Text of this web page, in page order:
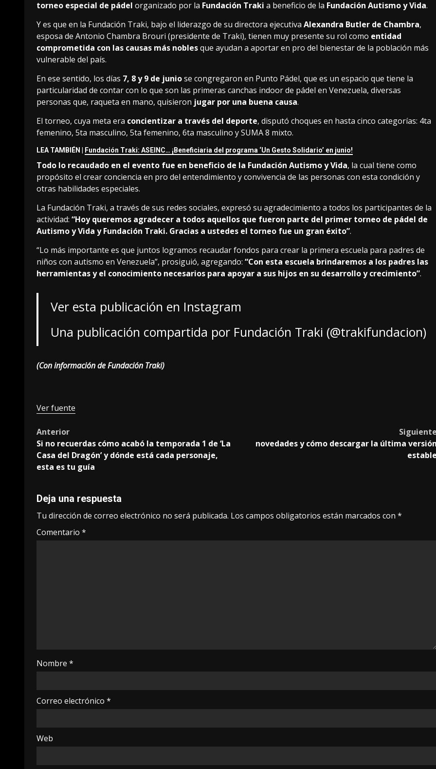
torneo especial de pádel organizado por la Fundación Traki a beneficio de la Fundación Autismo y Vida.
Y es que en la Fundación Traki, bajo el liderazgo de su directora ejecutiva Alexandra Butler de Chambra,
esposa de Antonio Chambra Brouri (presidente de Traki), tienen muy presente su rol como entidad
comprometida con las causas más noblesque ayudan a aportar en pro del bienestar de la población más
vulnerable del país.
En ese sentido, los días 7, 8 y 9 de juniose congregaron en Punto Pádel, que es un espacio que tiene la
particularidad de contar con lo que son las primeras canchas indoor de pádel en Venezuela, diversas
personas que, raqueta en mano, quisieron jugar por una buena causa.
El torneo, cuya meta era concientizar a través del deporte, disputó choques en hasta cinco categorías: 4ta
femenino, 5ta masculino, 5ta femenino, 6ta masculino y SUMA 8 mixto.
LEA TAMBIÉN | Fundación Traki: ASEINC… ¡Beneficiaria del programa ‘Un Gesto Solidario’ en junio!
Todo lo recaudado en el evento fue en beneficio de la Fundación Autismo y Vida, la cual tiene como
propósito el crear conciencia en pro del entendimiento y convivencia de las personas con esta condición y
otras habilidades especiales.
La Fundación Traki, a través de sus redes sociales, expresó su agradecimiento a todos los participantes de la
actividad: “Hoy queremos agradecer a todos aquellos que fueron parte del primer torneo de pádel de
Autismo y Vida y Fundación Traki. Gracias a ustedes el torneo fue un gran éxito”.
“Lo más importante es que juntos logramos recaudar fondos para crear la primera escuela para padres de
niños con autismo en Venezuela”, prosiguió, agregando: “Con esta escuela brindaremos a los padres las
herramientas y el conocimiento necesarios para apoyar a sus hijos en su desarrollo y crecimiento”.
Ver esta publicación en Instagram
Una publicación compartida por Fundación Traki (@trakifundacion)
(Con información de Fundación Traki)
Ver fuente
Post
navigation
Anterior
Si no recuerdas cómo acabó la temporada 1 de ‘La
Casa del Dragón’ y dónde está cada personaje,
esta es tu guía
Siguiente
novedades y cómo descargar la última versión
estable
Deja una respuesta
Tu dirección de correo electrónico no será publicada. Los campos obligatorios están marcados con *
Comentario *
Nombre *
Correo electrónico *
Web